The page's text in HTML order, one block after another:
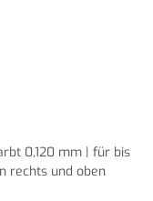
0,120 mm | für bis
rechts und oben